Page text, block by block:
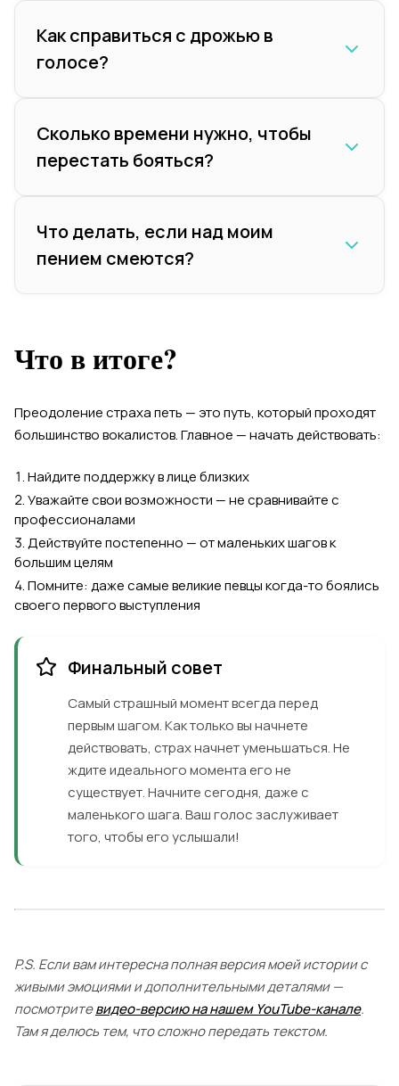
Как справиться с дрожью в
голосе?
Сколько времени нужно, чтобы
перестать бояться?
Что делать, если над моим
пением смеются?
Что в итоге?
Преодоление страха петь — это путь, который проходят
большинство вокалистов. Главное — начать действовать:
Найдите поддержку в лице близких
Уважайте свои возможности — не сравнивайте с
профессионалами
Действуйте постепенно — от маленьких шагов к
большим целям
Помните: даже самые великие певцы когда-то боялись
своего первого выступления
Финальный совет
Самый страшный момент всегда перед
первым шагом. Как только вы начнете
действовать, страх начнет уменьшаться. Не
ждите идеального момента его не
существует. Начните сегодня, даже с
маленького шага. Ваш голос заслуживает
того, чтобы его услышали!
P.S. Если вам интересна полная версия моей истории с
живыми эмоциями и дополнительными деталями —
посмотритевидео-версию на нашем YouTube-канале.
Там я делюсь тем, что сложно передать текстом.